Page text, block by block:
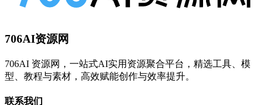
706AI资源网
706AI 资源网，一站式AI实用资源聚合平台，精选工具、模
型、教程与素材，高效赋能创作与效率提升。
联系我们